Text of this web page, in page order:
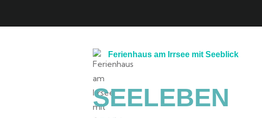
Ferienhaus am Irrsee mit Seeblick
SEELEBEN